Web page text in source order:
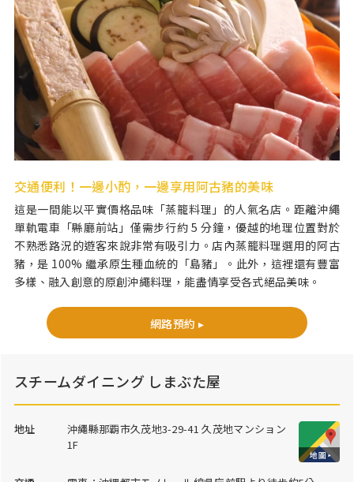
交通便利！一邊小酌，一邊享用阿古豬的美味
這是一間能以平實價格品味「蒸籠料理」的人氣名店。距離沖繩
單軌電車「縣廳前站」僅需步行約 5 分鐘，優越的地理位置對於
不熟悉路況的遊客來說非常有吸引力。店內蒸籠料理選用的阿古
豬，是 100% 繼承原生種血統的「島豬」。此外，這裡還有豐富
多樣、融入創意的原創沖繩料理，能盡情享受各式絕品美味。
網路預約 ▸
スチームダイニング しまぶた屋
地址
沖繩縣那覇市久茂地3-29-41 久茂地マンション
1F